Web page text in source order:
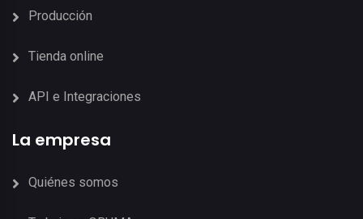
Producción
Tienda online
API e Integraciones
La empresa
Quiénes somos